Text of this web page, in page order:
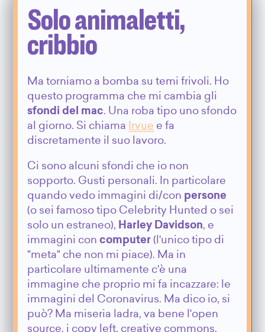
Solo animaletti,
cribbio
Ma torniamo a bomba su temi frivoli. Ho
questo programma che mi cambia gli
sfondi del mac. Una roba tipo uno sfondo
al giorno. Si chiama Irvue e fa
discretamente il suo lavoro.
Ci sono alcuni sfondi che io non
sopporto. Gusti personali. In particolare
quando vedo immagini di/con persone
(o sei famoso tipo Celebrity Hunted o sei
solo un estraneo), Harley Davidson, e
immagini concomputer (l'unico tipo di
"meta" che non mi piace). Ma in
particolare ultimamente c'è una
immagine che proprio mi fa incazzare: le
immagini del Coronavirus. Ma dico io, si
può? Ma miseria ladra, va bene l'open
source, i copy left, creative commons,